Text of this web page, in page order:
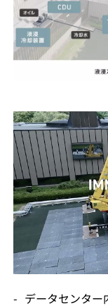
データセンタ